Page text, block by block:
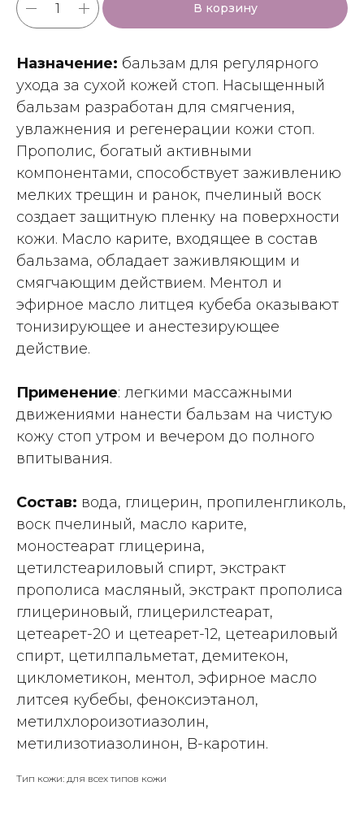
В корзину
Назначение: бальзам для регулярного
ухода за сухой кожей стоп. Насыщенный
бальзам разработан для смягчения,
увлажнения и регенерации кожи стоп.
Прополис, богатый активными
компонентами, способствует заживлению
мелких трещин и ранок, пчелиный воск
создает защитную пленку на поверхности
кожи. Масло карите, входящее в состав
бальзама, обладает заживляющим и
смягчающим действием. Ментол и
эфирное масло литцея кубеба оказывают
тонизирующее и анестезирующее
действие.
Применение: легкими массажными
движениями нанести бальзам на чистую
кожу стоп утром и вечером до полного
впитывания.
Состав: вода, глицерин, пропиленгликоль,
воск пчелиный, масло карите,
моностеарат глицерина,
цетилстеариловый спирт, экстракт
прополиса масляный, экстракт прополиса
глицериновый, глицерилстеарат,
цетеарет-20 и цетеарет-12, цетеариловый
спирт, цетилпальметат, демитекон,
циклометикон, ментол, эфирное масло
литсея кубебы, феноксиэтанол,
метилхлороизотиазолин,
метилизотиазолинон, B-каротин.
Тип кожи: для всех типов кожи